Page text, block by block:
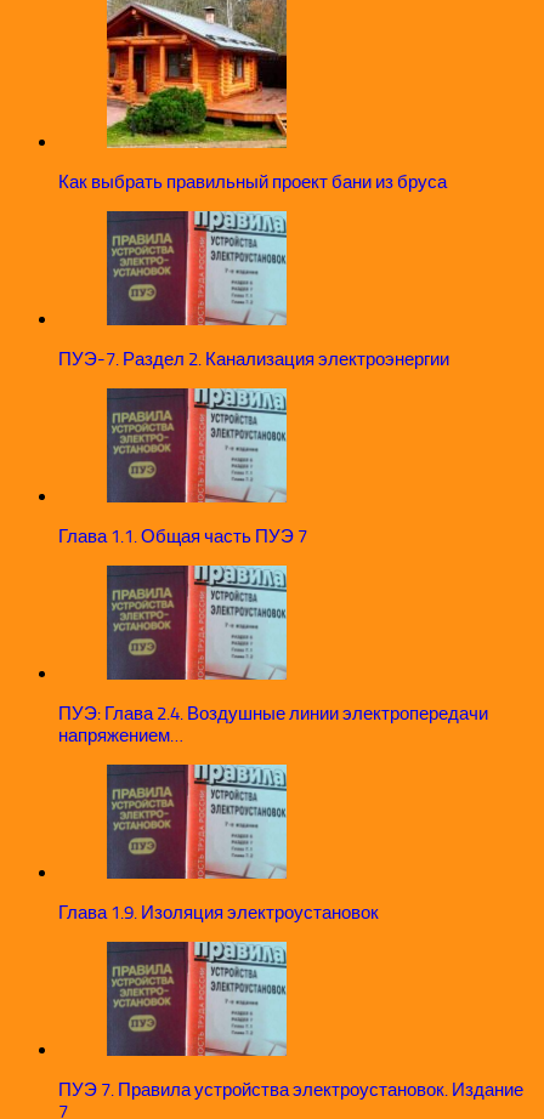
Как выбрать правильный проект бани из бруса
ПУЭ-7. Раздел 2. Канализация электроэнергии
Глава 1.1. Общая часть ПУЭ 7
ПУЭ: Глава 2.4. Воздушные линии электропередачи
напряжением…
Глава 1.9. Изоляция электроустановок
ПУЭ 7. Правила устройства электроустановок. Издание
7